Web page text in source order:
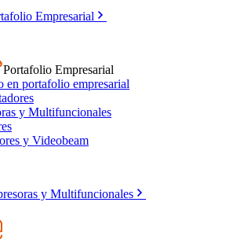
Empresarial
Portafolio Empresarial
en portafolio empresarial
y Multifuncionales
y Videobeam
y Multifuncionales